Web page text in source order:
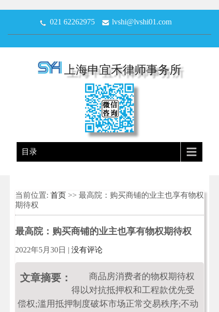
021 62262975 lvshi@lvshi01.com
上海申宜禾律师事务所
目录
当前位置: 首页 >> 最高院：购买商铺的业主也享有物权
期待权
最高院：购买商铺的业主也享有物权期待权
2022年5月30日 | 没有评论
文章摘要：
商品房消费者的物权期待权
得以对抗抵押权和工程款优先受
偿权;滥用抵押制度破坏市场正常交易秩序;不动